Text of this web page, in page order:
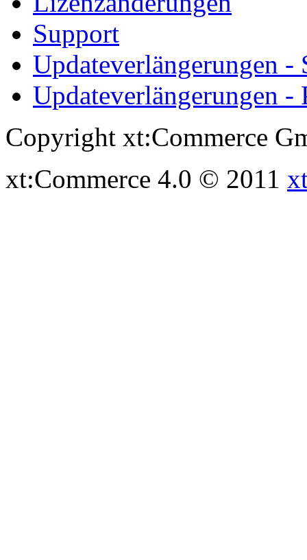
Support
Updateverlängerungen -
Updateverlängerungen -
Copyright xt:Commerce
xt:Commerce 4.0 © 2011